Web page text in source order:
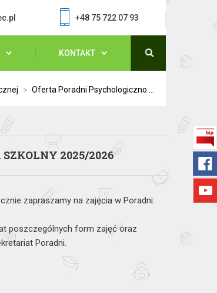
+48 75 722 07 93
KONTAKT
> Oferta Poradni Psychologiczno ...
SZKOLNY 2025/2026
zapraszamy na zajęcia w Poradni:
poszczególnych form zajęć oraz
Poradni.